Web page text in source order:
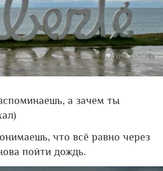
а зачем ты
что всё равно через
пойти дождь.